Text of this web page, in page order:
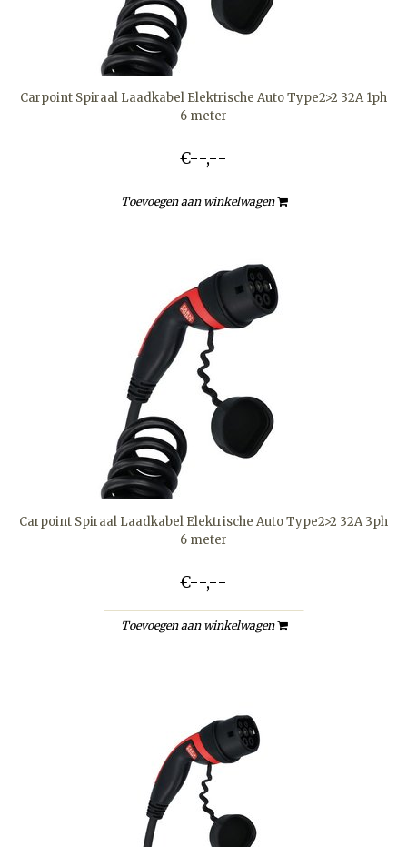
Carpoint Spiraal Laadkabel Elektrische Auto Type2>2 32A 1ph
6 meter
€--,--
Toevoegen aan winkelwagen
Carpoint Spiraal Laadkabel Elektrische Auto Type2>2 32A 3ph
6 meter
€--,--
Toevoegen aan winkelwagen